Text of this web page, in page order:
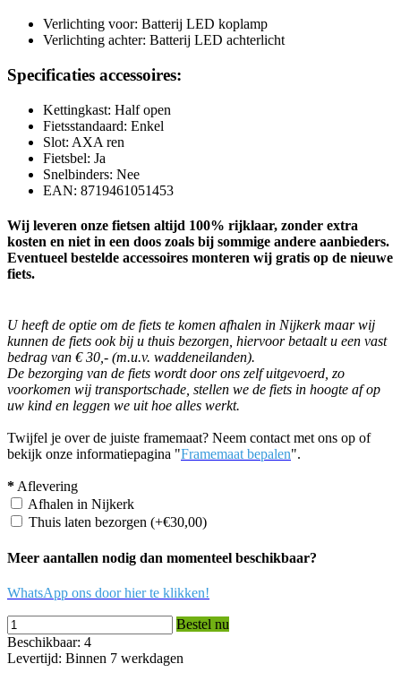
Verlichting voor: Batterij LED koplamp
Verlichting achter: Batterij LED achterlicht
Specificaties accessoires:
Kettingkast: Half open
Fietsstandaard: Enkel
Slot: AXA ren
Fietsbel: Ja
Snelbinders: Nee
EAN: 8719461051453
Wij leveren onze fietsen altijd 100% rijklaar, zonder extra
kosten en niet in een doos zoals bij sommige andere aanbieders.
Eventueel bestelde accessoires monteren wij gratis op de nieuwe
fiets.
U heeft de optie om de fiets te komen afhalen in Nijkerk maar wij
kunnen de fiets ook bij u thuis bezorgen, hiervoor betaalt u een vast
bedrag van € 30,- (m.u.v. waddeneilanden).
De bezorging van de fiets wordt door ons zelf uitgevoerd, zo
voorkomen wij transportschade, stellen we de fiets in hoogte af op
uw kind en leggen we uit hoe alles werkt.
Twijfel je over de juiste framemaat? Neem contact met ons op of
bekijk onze informatiepagina "Framemaat bepalen".
* Aflevering
Afhalen in Nijkerk
Thuis laten bezorgen (+€30,00)
Meer aantallen nodig dan momenteel beschikbaar?
WhatsApp ons door hier te klikken!
Bestel nu
Beschikbaar: 4
Levertijd: Binnen 7 werkdagen